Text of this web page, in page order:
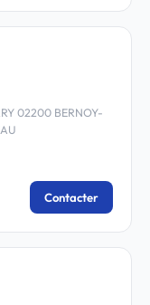
02200 BERNOY-
Contacter